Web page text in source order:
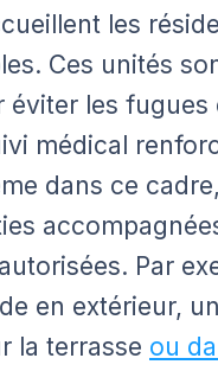
les
Ces unités
éviter les fugues
médical
dans ce cadre,
Par
en extérieur,
la terrasse ou